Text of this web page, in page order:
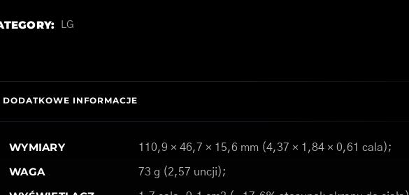
LG
DODATKOWE INFORMACJE
WYMIARY 110,9 × 46,7 × 15,6 mm (4,37 × 1,84 × 0,61 cala);
WAGA 73 g (2,57 uncji);